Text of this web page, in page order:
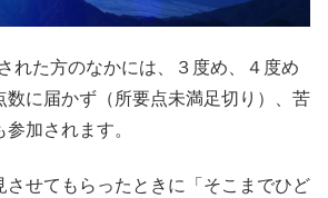
れた方のなかには、３度め、４度め
数に届かず（所要点未満足切り）、苦
加されます。
させてもらったときに「そこまでひど